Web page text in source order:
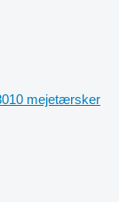
mejetærsker